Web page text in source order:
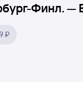
Финл. —
₽